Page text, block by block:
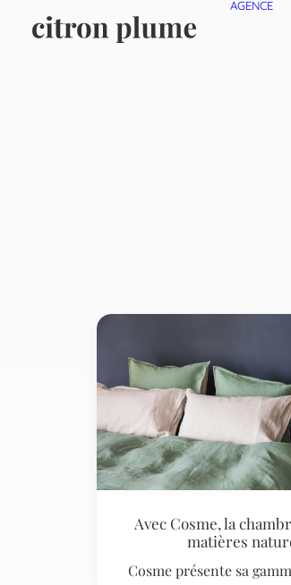
AGENCE
Avec Cosme, la
matières
Cosme présente sa